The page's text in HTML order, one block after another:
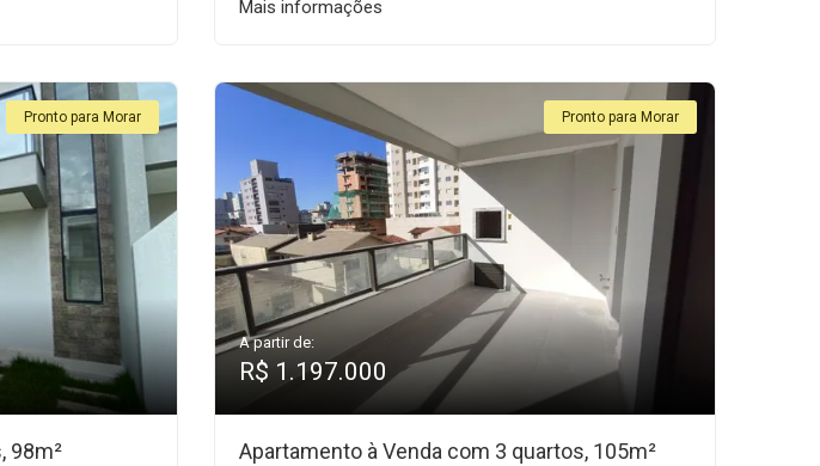
Mais informações
Pronto para Morar
98m²
Pronto para Morar
A partir de:
R$ 1.197.000
Apartamento à Venda com 3 quartos, 105m²